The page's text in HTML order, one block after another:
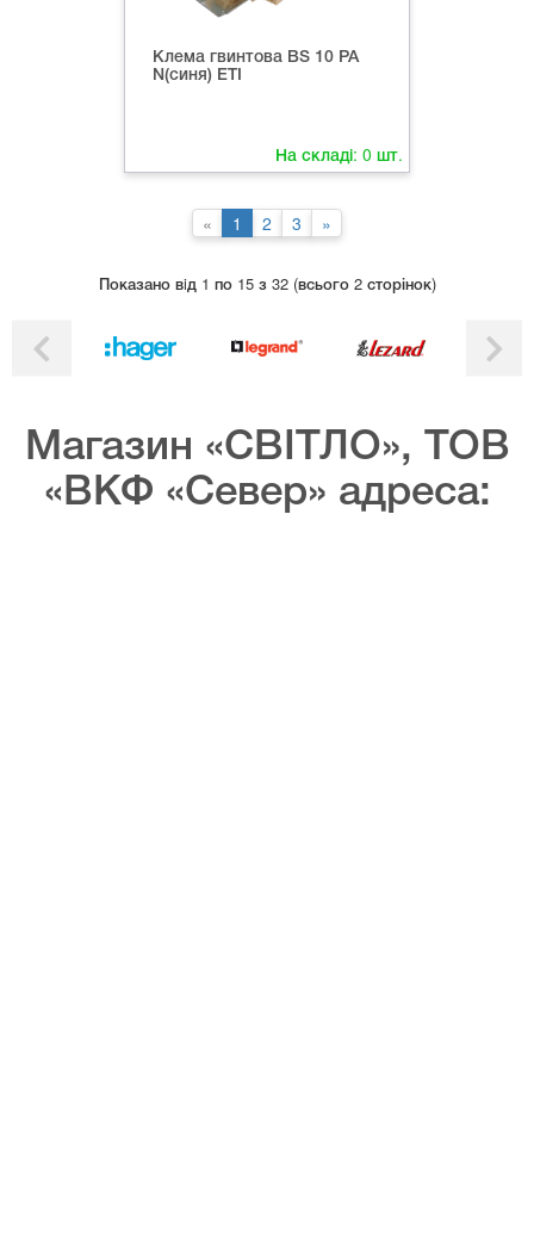
Клема гвинтова ВS 10 PA
N(синя) ETI
На складі: 0 шт.
« 1 2 3 »
Показано вiд 1 по 15 з 32 (всього 2 сторінок)
Магазин «СВІТЛО», ТОВ
«ВКФ «Север» адреса: